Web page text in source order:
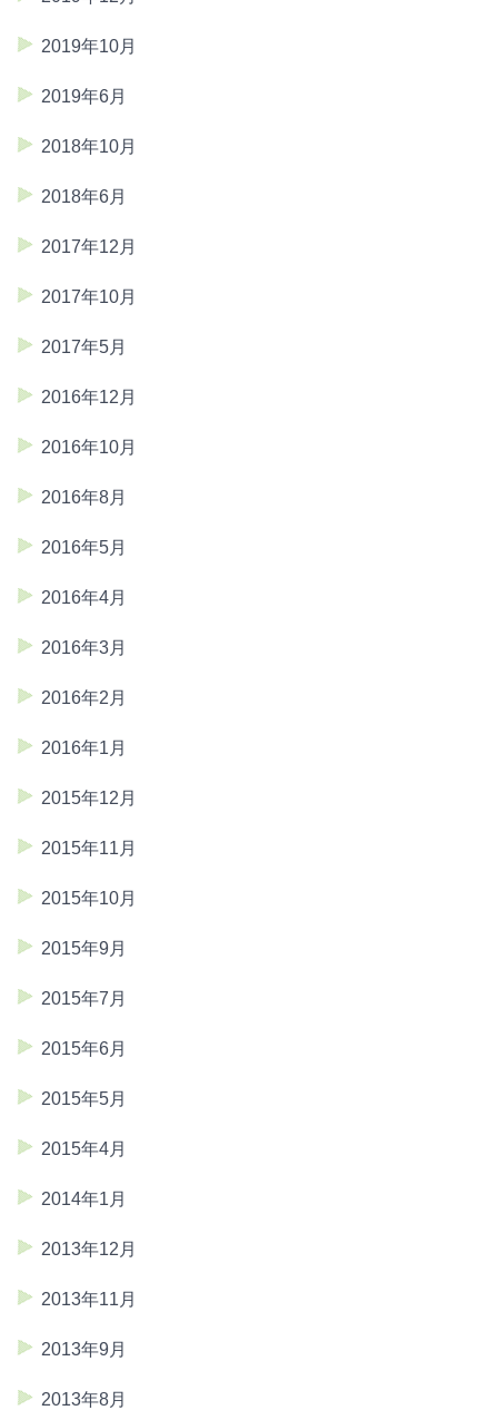
2019年10月
2019年6月
2018年10月
2018年6月
2017年12月
2017年10月
2017年5月
2016年12月
2016年10月
2016年8月
2016年5月
2016年4月
2016年3月
2016年2月
2016年1月
2015年12月
2015年11月
2015年10月
2015年9月
2015年7月
2015年6月
2015年5月
2015年4月
2014年1月
2013年12月
2013年11月
2013年9月
2013年8月